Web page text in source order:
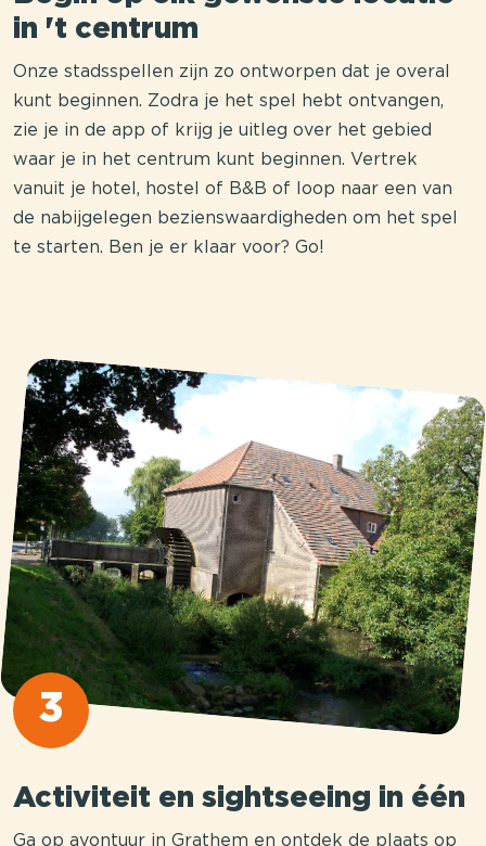
in 't centrum
Onze stadsspellen zijn zo ontworpen dat je overal
kunt beginnen. Zodra je het spel hebt ontvangen,
zie je in de app of krijg je uitleg over het gebied
waar je in het centrum kunt beginnen. Vertrek
vanuit je hotel, hostel of B&B of loop naar een van
de nabijgelegen bezienswaardigheden om het spel
te starten. Ben je er klaar voor? Go!
3
Activiteit en sightseeing in één
Ga op avontuur in Grathem en ontdek de plaats op